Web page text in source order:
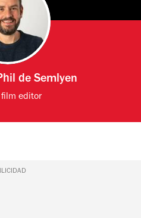
de Semlyen
film editor